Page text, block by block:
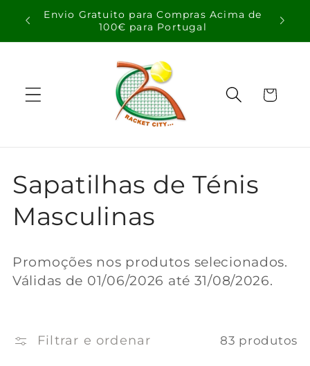
para oEnvio Gratuito para Compras Acima de
100€ para Portugal
Carrinho
C
o
e
ã
Sapatilhas de Ténis
Masculinas
Promoções nos produtos selecionados.
Válidas de 01/06/2026 até 31/08/2026.
Filtrar e ordenar 83 produtos